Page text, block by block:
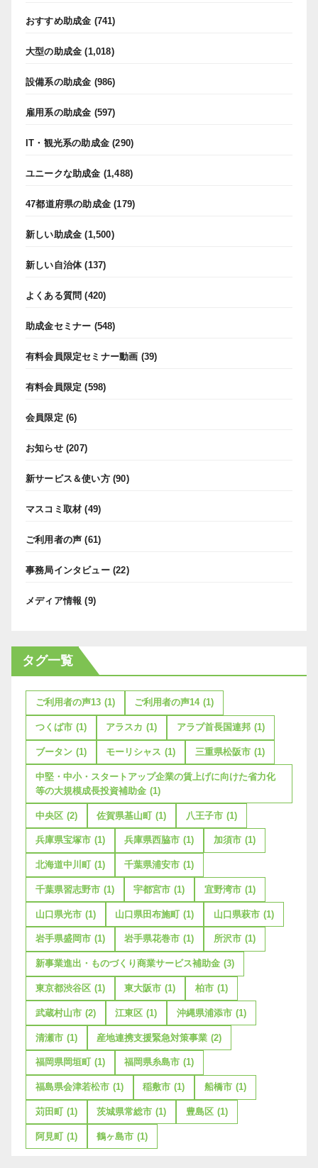
おすすめ助成金 (741)
大型の助成金 (1,018)
設備系の助成金 (986)
雇用系の助成金 (597)
IT・観光系の助成金 (290)
ユニークな助成金 (1,488)
47都道府県の助成金 (179)
新しい助成金 (1,500)
新しい自治体(137)
よくある質問 (420)
助成金セミナー (548)
有料会員限定セミナー動画 (39)
有料会員限定 (598)
会員限定 (6)
お知らせ(207)
新サービス＆使い方(90)
マスコミ取材 (49)
ご利用者の声 (61)
事務局インタビュー(22)
メディア情報 (9)
タグ一覧
ご利用者の声13 (1) ご利用者の声14 (1)
つくば市 (1) アラスカ (1) アラブ首長国連邦 (1)
ブータン (1) モーリシャス (1) 三重県松阪市 (1)
中堅・中小・スタートアップ企業の賃上げに向けた省力化
等の大規模成長投資補助金 (1)
中央区 (2) 佐賀県基山町 (1) 八王子市 (1)
兵庫県宝塚市 (1) 兵庫県西脇市 (1) 加須市 (1)
北海道中川町 (1) 千葉県浦安市 (1)
千葉県習志野市 (1) 宇都宮市 (1) 宜野湾市 (1)
山口県光市 (1) 山口県田布施町 (1) 山口県萩市 (1)
岩手県盛岡市 (1) 岩手県花巻市 (1) 所沢市 (1)
新事業進出・ものづくり商業サービス補助金 (3)
東京都渋谷区 (1) 東大阪市 (1) 柏市 (1)
武蔵村山市 (2) 江東区 (1) 沖縄県浦添市 (1)
清瀬市 (1) 産地連携支援緊急対策事業 (2)
福岡県岡垣町 (1) 福岡県糸島市 (1)
福島県会津若松市 (1) 稲敷市 (1) 船橋市 (1)
苅田町 (1) 茨城県常総市 (1) 豊島区 (1)
阿見町 (1) 鶴ヶ島市 (1)